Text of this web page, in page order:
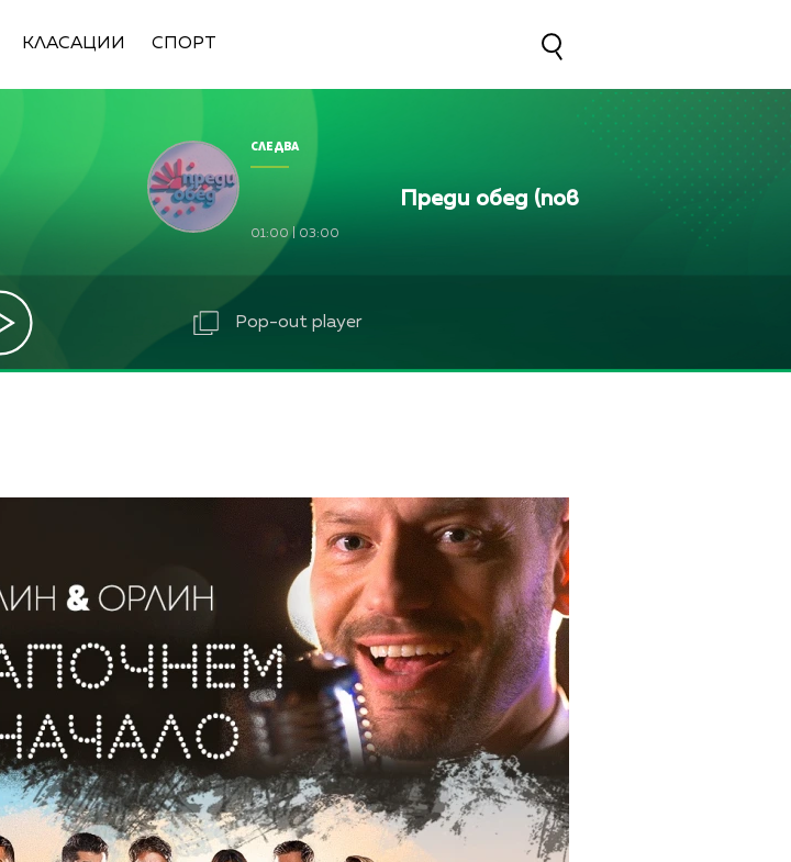
КЛАСАЦИИ СПОРТ
СЛЕДВА
Преди обед (повторение) Преди
01:00 | 03:00
Pop-out player